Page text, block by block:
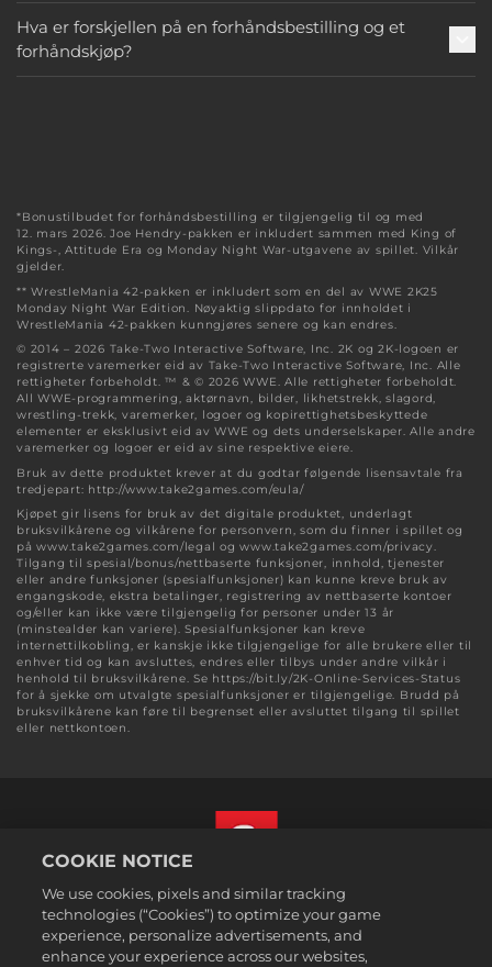
Hva er forskjellen på en forhåndsbestilling og et
forhåndskjøp?
*Bonustilbudet for forhåndsbestilling er tilgjengelig til og med
12. mars 2026. Joe Hendry-pakken er inkludert sammen med King of
Kings-, Attitude Era og Monday Night War-utgavene av spillet. Vilkår
gjelder.
** WrestleMania 42-pakken er inkludert som en del av WWE 2K25
Monday Night War Edition. Nøyaktig slippdato for innholdet i
WrestleMania 42-pakken kunngjøres senere og kan endres.
© 2014 – 2026 Take-Two Interactive Software, Inc. 2K og 2K-logoen er
registrerte varemerker eid av Take-Two Interactive Software, Inc. Alle
rettigheter forbeholdt. ™ & © 2026 WWE. Alle rettigheter forbeholdt.
All WWE-programmering, aktørnavn, bilder, likhetstrekk, slagord,
wrestling-trekk, varemerker, logoer og kopirettighetsbeskyttede
elementer er eksklusivt eid av WWE og dets underselskaper. Alle andre
varemerker og logoer er eid av sine respektive eiere.
Bruk av dette produktet krever at du godtar følgende lisensavtale fra
tredjepart: http://www.take2games.com/eula/
Kjøpet gir lisens for bruk av det digitale produktet, underlagt
bruksvilkårene og vilkårene for personvern, som du finner i spillet og
på www.take2games.com/legal og www.take2games.com/privacy.
Tilgang til spesial/bonus/nettbaserte funksjoner, innhold, tjenester
eller andre funksjoner (spesialfunksjoner) kan kunne kreve bruk av
engangskode, ekstra betalinger, registrering av nettbaserte kontoer
og/eller kan ikke være tilgjengelig for personer under 13 år
(minstealder kan variere). Spesialfunksjoner kan kreve
internettilkobling, er kanskje ikke tilgjengelige for alle brukere eller til
enhver tid og kan avsluttes, endres eller tilbys under andre vilkår i
henhold til bruksvilkårene. Se https://bit.ly/2K-Online-Services-Status
for å sjekke om utvalgte spesialfunksjoner er tilgjengelige. Brudd på
bruksvilkårene kan føre til begrenset eller avsluttet tilgang til spillet
eller nettkontoen.
Juridisk
Personvernerklæring
Norsk
COOKIE NOTICE
We use cookies, pixels and similar tracking
technologies (“Cookies”) to optimize your game
experience, personalize advertisements, and
enhance your experience across our websites,